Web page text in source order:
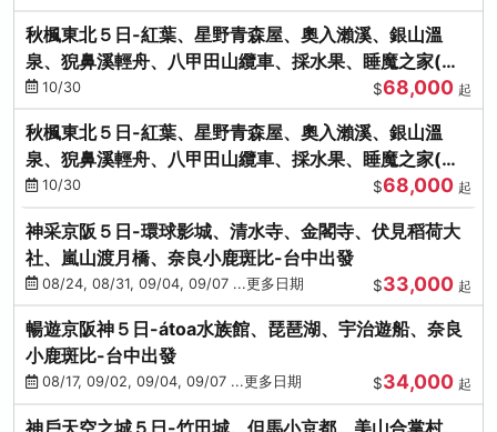
秋楓東北５日-紅葉、星野青森屋、奧入瀨溪、銀山溫
泉、猊鼻溪輕舟、八甲田山纜車、採水果、睡魔之家(不
進免稅店)
10/30 $68,000 起
秋楓東北５日-紅葉、星野青森屋、奧入瀨溪、銀山溫
泉、猊鼻溪輕舟、八甲田山纜車、採水果、睡魔之家(不
進免稅店)
10/30 $68,000 起
神采京阪５日-環球影城、清水寺、金閣寺、伏見稻荷大
社、嵐山渡月橋、奈良小鹿斑比-台中出發
08/24, 08/31, 09/04, 09/07 ...更多日期 $33,000 起
暢遊京阪神５日-átoa水族館、琵琶湖、宇治遊船、奈良
小鹿斑比-台中出發
08/17, 09/02, 09/04, 09/07 ...更多日期 $34,000 起
神戶天空之城５日-竹田城、但馬小京都、美山合掌村、